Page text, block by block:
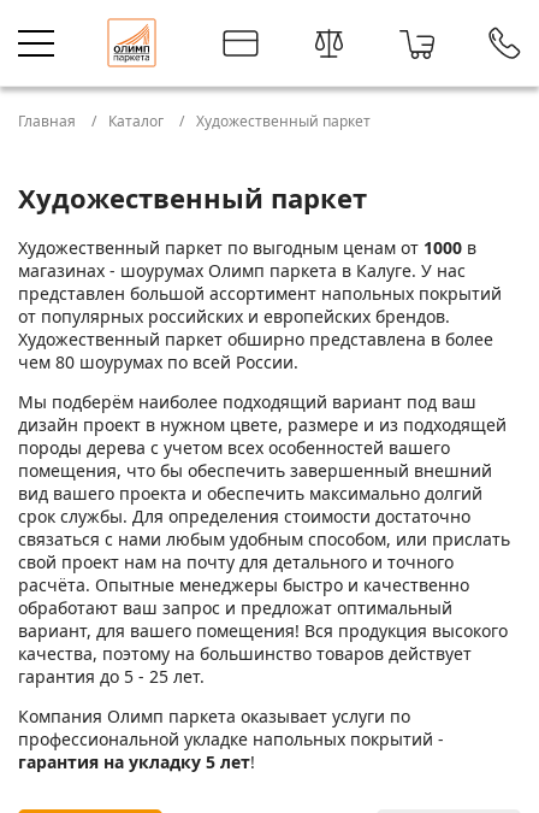
Главная Каталог Художественный паркет
Художественный паркет
Художественный паркет по выгодным ценам от 1000 в
магазинах - шоурумах Олимп паркета в Калуге. У нас
представлен большой ассортимент напольных покрытий
от популярных российских и европейских брендов.
Художественный паркет обширно представлена в более
чем 80 шоурумах по всей России.
Мы подберём наиболее подходящий вариант под ваш
дизайн проект в нужном цвете, размере и из подходящей
породы дерева с учетом всех особенностей вашего
помещения, что бы обеспечить завершенный внешний
вид вашего проекта и обеспечить максимально долгий
срок службы. Для определения стоимости достаточно
связаться с нами любым удобным способом, или прислать
свой проект нам на почту для детального и точного
расчёта. Опытные менеджеры быстро и качественно
обработают ваш запрос и предложат оптимальный
вариант, для вашего помещения! Вся продукция высокого
качества, поэтому на большинство товаров действует
гарантия до 5 - 25 лет.
Компания Олимп паркета оказывает услуги по
профессиональной укладке напольных покрытий -
гарантия на укладку 5 лет!